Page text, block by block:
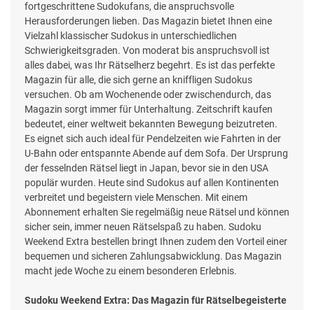
fortgeschrittene Sudokufans, die anspruchsvolle
Herausforderungen lieben. Das Magazin bietet Ihnen eine
Vielzahl klassischer Sudokus in unterschiedlichen
Schwierigkeitsgraden. Von moderat bis anspruchsvoll ist
alles dabei, was Ihr Rätselherz begehrt. Es ist das perfekte
Magazin für alle, die sich gerne an kniffligen Sudokus
versuchen. Ob am Wochenende oder zwischendurch, das
Magazin sorgt immer für Unterhaltung. Zeitschrift kaufen
bedeutet, einer weltweit bekannten Bewegung beizutreten.
Es eignet sich auch ideal für Pendelzeiten wie Fahrten in der
U-Bahn oder entspannte Abende auf dem Sofa. Der Ursprung
der fesselnden Rätsel liegt in Japan, bevor sie in den USA
populär wurden. Heute sind Sudokus auf allen Kontinenten
verbreitet und begeistern viele Menschen. Mit einem
Abonnement erhalten Sie regelmäßig neue Rätsel und können
sicher sein, immer neuen Rätselspaß zu haben. Sudoku
Weekend Extra bestellen bringt Ihnen zudem den Vorteil einer
bequemen und sicheren Zahlungsabwicklung. Das Magazin
macht jede Woche zu einem besonderen Erlebnis.
Sudoku Weekend Extra: Das Magazin für Rätselbegeisterte